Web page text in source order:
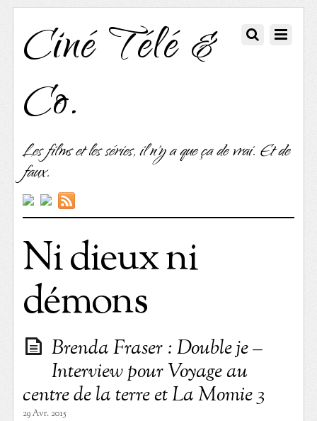
Ciné Télé &
Co.
Les films et les séries, il n'y a que ça de vrai. Et de
faux.
Ni dieux ni
démons
Brenda Fraser : Double je –
Interview pour Voyage au
centre de la terre et La Momie 3
29 Avr. 2015